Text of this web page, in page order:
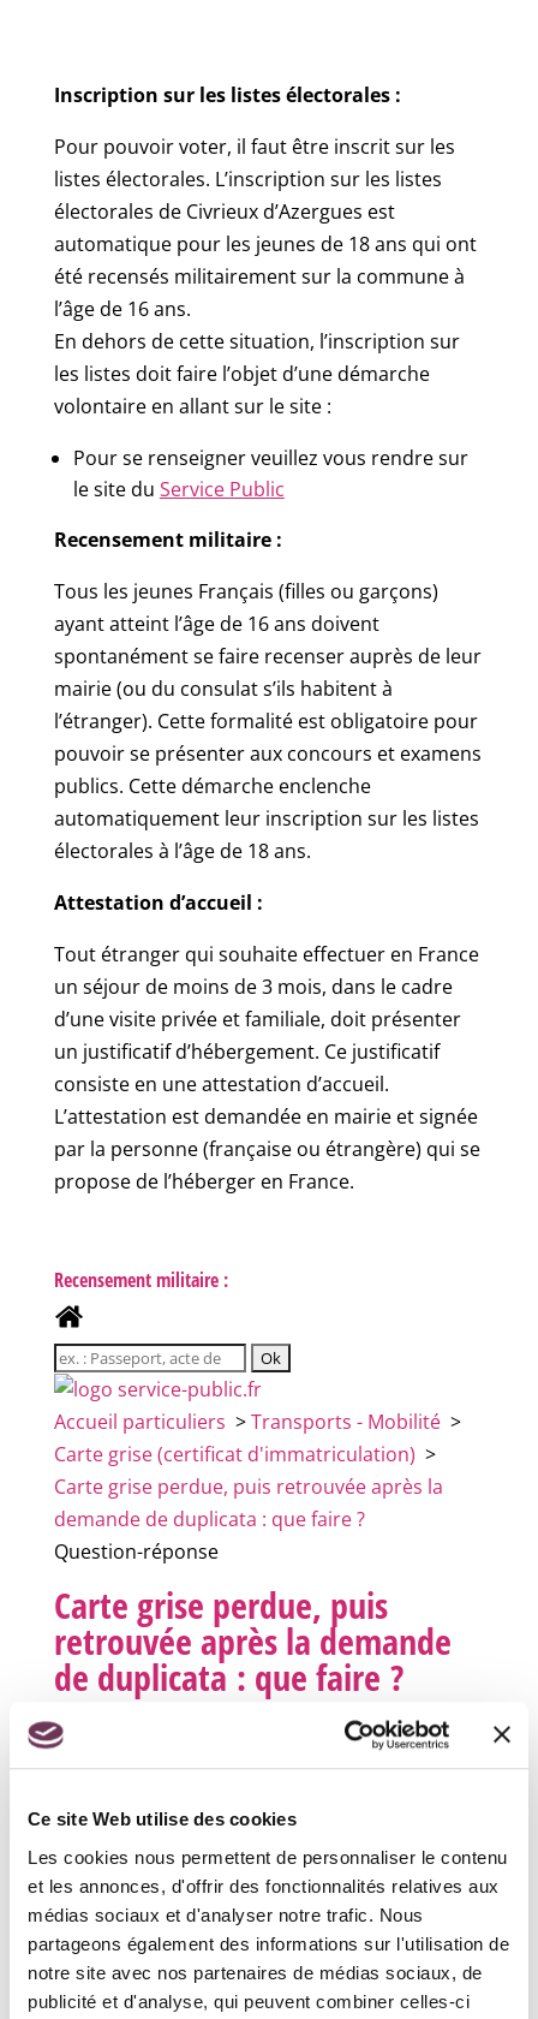
Ce site Web utilise des cookies
Les cookies nous permettent de personnaliser le contenu
et les annonces, d'offrir des fonctionnalités relatives aux
médias sociaux et d'analyser notre trafic. Nous
partageons également des informations sur l'utilisation de
notre site avec nos partenaires de médias sociaux, de
publicité et d'analyse, qui peuvent combiner celles-ci
Inscription sur les listes électorales :
Pour pouvoir voter, il faut être inscrit sur les
listes électorales. L’inscription sur les listes
électorales de Civrieux d’Azergues est
automatique pour les jeunes de 18 ans qui ont
été recensés militairement sur la commune à
l’âge de 16 ans.
En dehors de cette situation, l’inscription sur
les listes doit faire l’objet d’une démarche
volontaire en allant sur le site :
Pour se renseigner veuillez vous rendre sur
le site du Service Public
Recensement militaire :
Tous les jeunes Français (filles ou garçons)
ayant atteint l’âge de 16 ans doivent
spontanément se faire recenser auprès de leur
mairie (ou du consulat s’ils habitent à
l’étranger). Cette formalité est obligatoire pour
pouvoir se présenter aux concours et examens
publics. Cette démarche enclenche
automatiquement leur inscription sur les listes
électorales à l’âge de 18 ans.
Attestation d’accueil :
Tout étranger qui souhaite effectuer en France
un séjour de moins de 3 mois, dans le cadre
d’une visite privée et familiale, doit présenter
un justificatif d’hébergement. Ce justificatif
consiste en une attestation d’accueil.
L’attestation est demandée en mairie et signée
par la personne (française ou étrangère) qui se
propose de l’héberger en France.
Recensement militaire :
Accueil particuliers >Transports - Mobilité >
Carte grise (certificat d'immatriculation) >
Carte grise perdue, puis retrouvée après la
demande de duplicata : que faire ?
Question-réponse
Carte grise perdue, puis
retrouvée après la demande
de duplicata : que faire ?
Vérifié le 02/08/2021 - Direction de
l'information légale et administrative (Première
Si vous retrouvez la carte grise après avoir
demandé un duplicata, vous ne pouvez pas
annuler la procédure.
En effet, une fois le duplicata demandé, la
fabrication de la nouvelle carte grise (duplicata)
est lancée.